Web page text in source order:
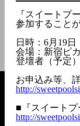
『スイートプ
参加すること
日時：6月19日
会場：新宿ピ
登壇者（予定
お申込み等、
http://
■『スイートプ
http://